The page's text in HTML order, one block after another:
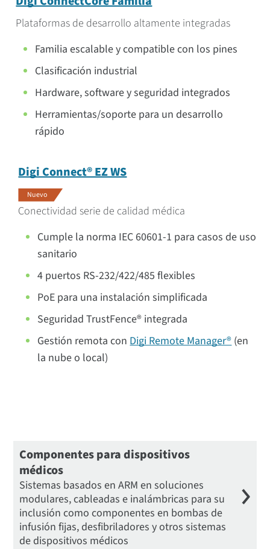
Plataformas de desarrollo altamente integradas
Familia escalable y compatible con los pines
Clasificación industrial
Hardware, software y seguridad integrados
Herramientas/soporte para un desarrollo
rápido
Digi Connect® EZ WS
Nuevo
Conectividad serie de calidad médica
Cumple la norma IEC 60601-1 para casos de uso
sanitario
4 puertos RS-232/422/485 flexibles
PoE para una instalación simplificada
Seguridad TrustFence® integrada
Gestión remota con Digi Remote Manager® (en
la nube o local)
Componentes para dispositivos
médicos
Sistemas basados en ARM en soluciones
modulares, cableadas e inalámbricas para su
inclusión como componentes en bombas de
infusión fijas, desfibriladores y otros sistemas
de dispositivos médicos